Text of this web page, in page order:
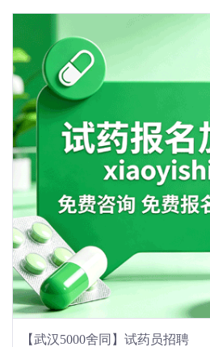
【武汉5000舍同】试药员招聘